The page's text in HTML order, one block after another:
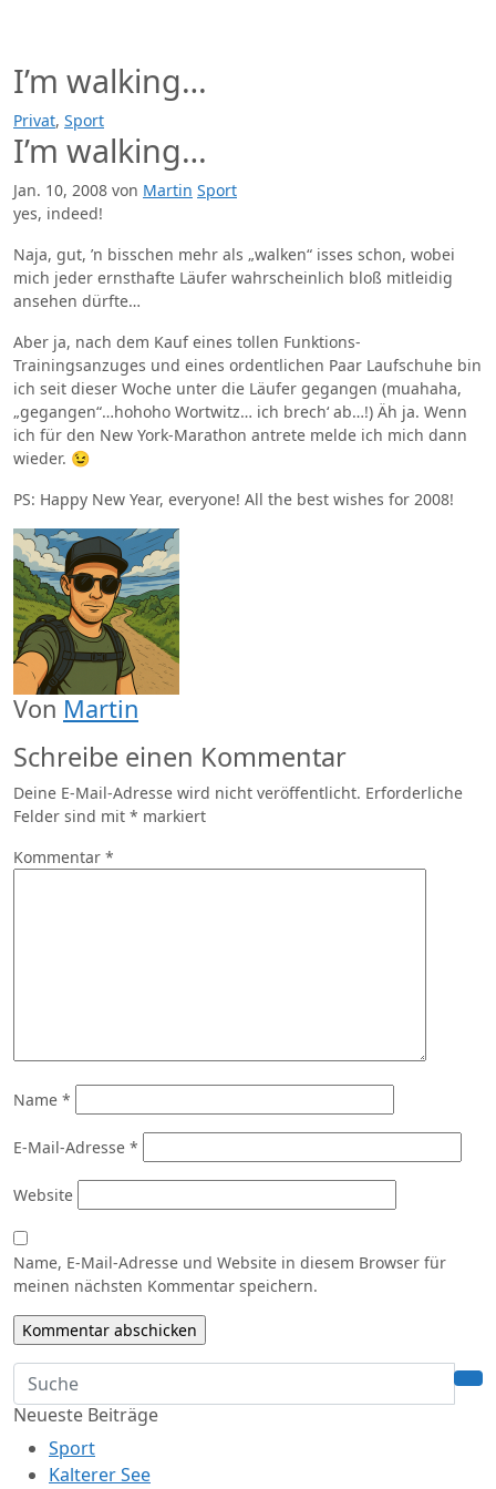
springen
I’m walking…
Privat, Sport
I’m walking…
Jan. 10, 2008 von Martin Sport
yes, indeed!
Naja, gut, ’n bisschen mehr als „walken“ isses schon, wobei
mich jeder ernsthafte Läufer wahrscheinlich bloß mitleidig
ansehen dürfte…
Aber ja, nach dem Kauf eines tollen Funktions-
Trainingsanzuges und eines ordentlichen Paar Laufschuhe bin
ich seit dieser Woche unter die Läufer gegangen (muahaha,
„gegangen“…hohoho Wortwitz… ich brech‘ ab…!) Äh ja. Wenn
ich für den New York-Marathon antrete melde ich mich dann
wieder. 😉
PS: Happy New Year, everyone! All the best wishes for 2008!
Von Martin
Schreibe einen Kommentar
Deine E-Mail-Adresse wird nicht veröffentlicht. Erforderliche
Felder sind mit * markiert
Kommentar *
Name *
E-Mail-Adresse *
Website
Name, E-Mail-Adresse und Website in diesem Browser für
meinen nächsten Kommentar speichern.
Neueste Beiträge
Sport
Kalterer See